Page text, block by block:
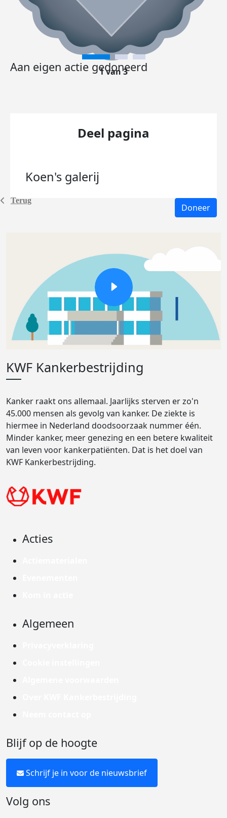
Terug
Aan eigen actie gedoneerd
1 van 3
Deel pagina
Koen's galerij
Doneer
KWF Kankerbestrijding
Kanker raakt ons allemaal. Jaarlijks sterven er zo'n
45.000 mensen als gevolg van kanker. De ziekte is
hiermee in Nederland doodsoorzaak nummer één.
Minder kanker, meer genezing en een betere kwaliteit
van leven voor kankerpatiënten. Dat is het doel van
KWF Kankerbestrijding.
Acties
Algemeen
Blijf op de hoogte
Schrijf je in voor de nieuwsbrief
Volg ons